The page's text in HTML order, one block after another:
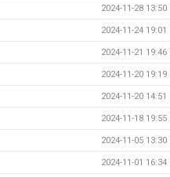
2024-11-28 13:50
2024-11-24 19:01
2024-11-21 19:46
2024-11-20 19:19
2024-11-20 14:51
2024-11-18 19:55
2024-11-05 13:30
2024-11-01 16:34